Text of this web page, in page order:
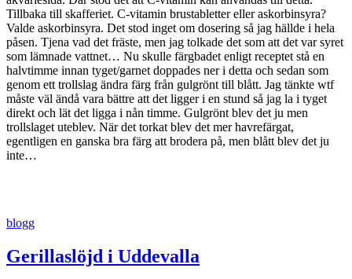
Tillbaka till skafferiet. C-vitamin brustabletter eller askorbinsyra?
Valde askorbinsyra. Det stod inget om dosering så jag hällde i hela
påsen. Tjena vad det fräste, men jag tolkade det som att det var syret
som lämnade vattnet… Nu skulle färgbadet enligt receptet stå en
halvtimme innan tyget/garnet doppades ner i detta och sedan som
genom ett trollslag ändra färg från gulgrönt till blått. Jag tänkte wtf
måste väl ändå vara bättre att det ligger i en stund så jag la i tyget
direkt och lät det ligga i nån timme. Gulgrönt blev det ju men
trollslaget uteblev. När det torkat blev det mer havrefärgat,
egentligen en ganska bra färg att brodera på, men blått blev det ju
inte…
blogg
Gerillaslöjd i Uddevalla